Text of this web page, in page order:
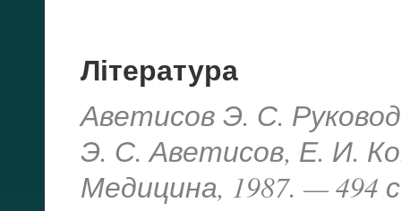
Література
Аветисов Э. С.
Э. С. Аветисов, Е. И.
Медицина, 1987. — 494